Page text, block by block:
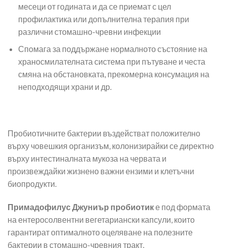
месеци от годината и да се приемат с цел
профилактика или допълнителна терапия при
различни стомашно-чревни инфекции
Спомага за поддържане нормалното състояние на
храносмилателната система при пътуване и честа
смяна на обстановката, прекомерна консумация на
неподходящи храни и др.
Пробиотичните бактерии въздействат положително
върху човешкия организъм, колонизирайки се директно
върху интестиналната мукоза на червата и
произвеждайки жизнено важни ензими и клетъчни
биопродукти.
Примадофилус Джуниър пробиотике под формата
на ентеросолвентни вегетариански капсули, които
гарантират оптималното оцеляване на полезните
бактерии в стомашно-чревния тракт.